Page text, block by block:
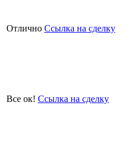
Отлично Ссылка на сделку
Все ок! Ссылка на сделку